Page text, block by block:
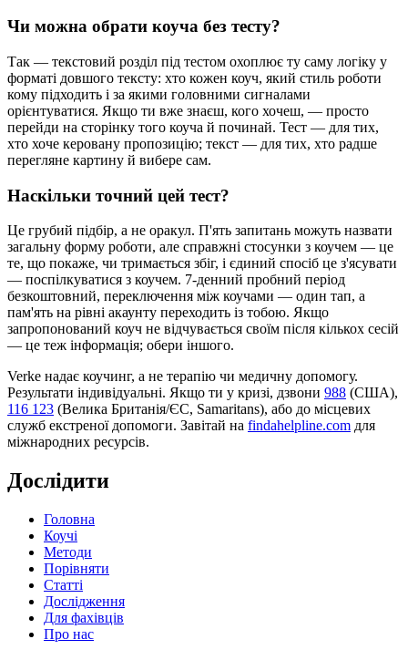
Чи можна обрати коуча без тесту?
Так — текстовий розділ під тестом охоплює ту саму логіку у
форматі довшого тексту: хто кожен коуч, який стиль роботи
кому підходить і за якими головними сигналами
орієнтуватися. Якщо ти вже знаєш, кого хочеш, — просто
перейди на сторінку того коуча й починай. Тест — для тих,
хто хоче керовану пропозицію; текст — для тих, хто радше
перегляне картину й вибере сам.
Наскільки точний цей тест?
Це грубий підбір, а не оракул. П'ять запитань можуть назвати
загальну форму роботи, але справжні стосунки з коучем — це
те, що покаже, чи тримається збіг, і єдиний спосіб це з'ясувати
— поспілкуватися з коучем. 7-денний пробний період
безкоштовний, переключення між коучами — один тап, а
пам'ять на рівні акаунту переходить із тобою. Якщо
запропонований коуч не відчувається своїм після кількох сесій
— це теж інформація; обери іншого.
Verke надає коучинг, а не терапію чи медичну допомогу.
Результати індивідуальні. Якщо ти у кризі, дзвони 988 (США),
116 123 (Велика Британія/ЄС, Samaritans), або до місцевих
служб екстреної допомоги. Завітай на findahelpline.com для
міжнародних ресурсів.
Дослідити
Головна
Коучі
Методи
Порівняти
Статті
Дослідження
Для фахівців
Про нас